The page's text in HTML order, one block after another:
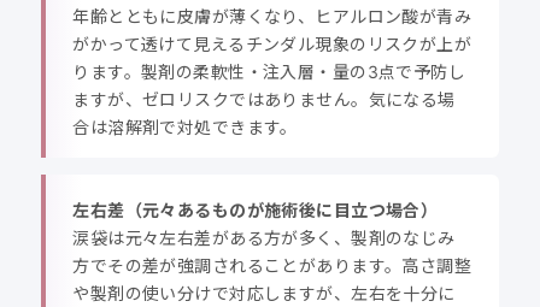
年齢とともに皮膚が薄くなり、ヒアルロン酸が青み
がかって透けて見えるチンダル現象のリスクが上が
ります。製剤の柔軟性・注入層・量の3点で予防し
ますが、ゼロリスクではありません。気になる場
合は溶解剤で対処できます。
左右差（元々あるものが施術後に目立つ場合）
涙袋は元々左右差がある方が多く、製剤のなじみ
方でその差が強調されることがあります。高さ調整
や製剤の使い分けで対応しますが、左右を十分に